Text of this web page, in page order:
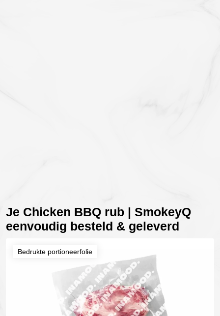
Je Chicken BBQ rub | SmokeyQ
eenvoudig besteld & geleverd
Bedrukte portioneerfolie